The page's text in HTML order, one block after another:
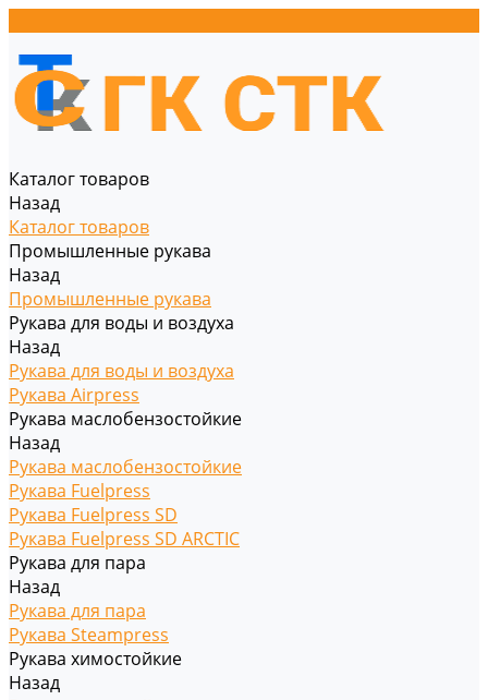
Каталог товаров
Назад
Каталог товаров
Промышленные рукава
Назад
Промышленные рукава
Рукава для воды и воздуха
Назад
Рукава для воды и воздуха
Рукава Airpress
Рукава маслобензостойкие
Назад
Рукава маслобензостойкие
Рукава Fuelpress
Рукава Fuelpress SD
Рукава Fuelpress SD ARCTIC
Рукава для пара
Назад
Рукава для пара
Рукава Steampress
Рукава химостойкие
Назад